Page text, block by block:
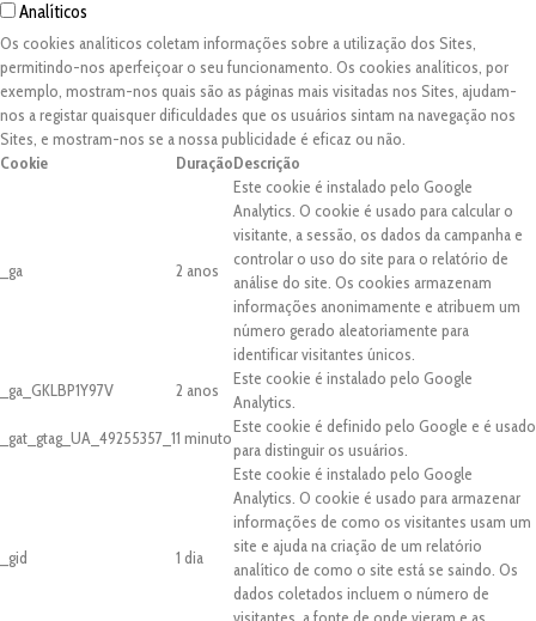
Analíticos
Os cookies analíticos coletam informações sobre a utilização dos Sites,
permitindo-nos aperfeiçoar o seu funcionamento. Os cookies analíticos, por
exemplo, mostram-nos quais são as páginas mais visitadas nos Sites, ajudam-
nos a registar quaisquer dificuldades que os usuários sintam na navegação nos
Sites, e mostram-nos se a nossa publicidade é eficaz ou não.
Cookie
DuraçãoDescrição
_ga 2 anos
Este cookie é instalado pelo Google
Analytics. O cookie é usado para calcular o
visitante, a sessão, os dados da campanha e
controlar o uso do site para o relatório de
análise do site. Os cookies armazenam
informações anonimamente e atribuem um
número gerado aleatoriamente para
identificar visitantes únicos.
_ga_GKLBP1Y97V
2 anos
Este cookie é instalado pelo Google
Analytics.
_gat_gtag_UA_49255357_11 minuto
Este cookie é definido pelo Google e é usado
para distinguir os usuários.
_gid 1 dia
Este cookie é instalado pelo Google
Analytics. O cookie é usado para armazenar
informações de como os visitantes usam um
site e ajuda na criação de um relatório
analítico de como o site está se saindo. Os
dados coletados incluem o número de